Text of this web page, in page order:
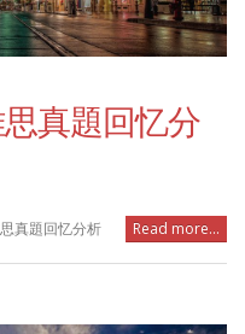
真題回忆分
真題回忆分析 Read more...